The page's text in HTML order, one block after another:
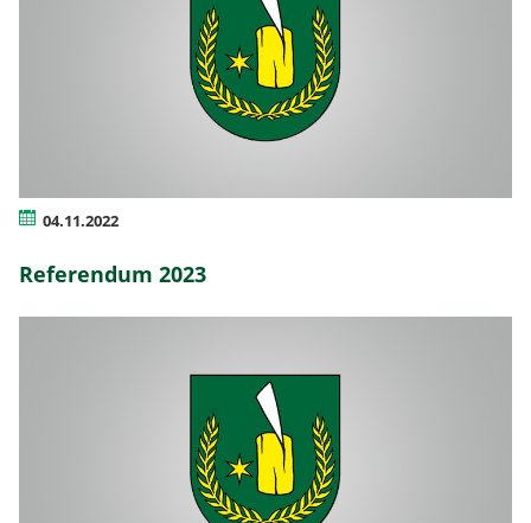
04.11.2022
Referendum 2023